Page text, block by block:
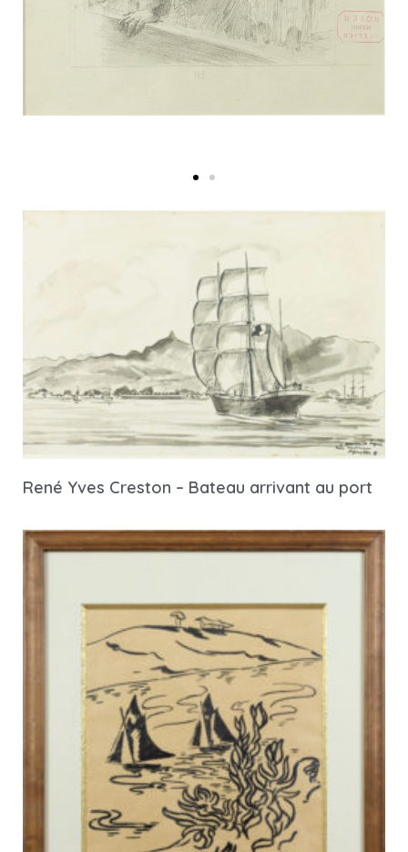
René Yves Creston – Bateau arrivant au port